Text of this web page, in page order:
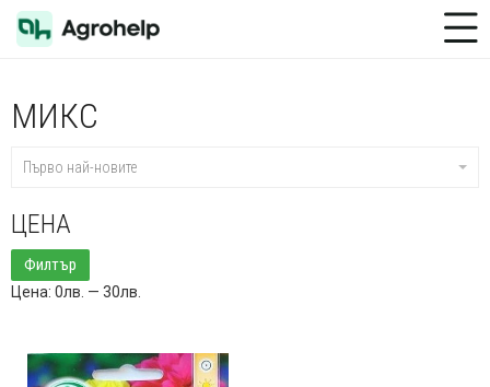
Toggle Menu
МИКС
Първо най-новите
ЦЕНА
Минимална
цена
Максимална
цена
Филтър
Цена: 0лв. — 30лв.